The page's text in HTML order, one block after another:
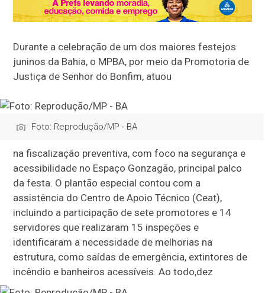
Durante a celebração de um dos maiores festejos
juninos da Bahia, o MPBA, por meio da Promotoria de
Justiça de Senhor do Bonfim, atuou
Foto: Reprodução/MP - BA
na fiscalização preventiva, com foco na segurança e
acessibilidade no Espaço Gonzagão, principal palco
da festa. O plantão especial contou com a
assistência do Centro de Apoio Técnico (Ceat),
incluindo a participação de sete promotores e 14
servidores que realizaram 15 inspeções e
identificaram a necessidade de melhorias na
estrutura, como saídas de emergência, extintores de
incêndio e banheiros acessíveis. Ao todo,dez